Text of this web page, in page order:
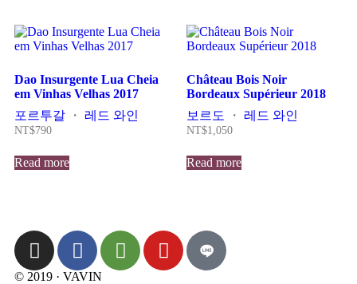
Dao Insurgente Lua Cheia
em Vinhas Velhas 2017
포르투갈 ・ 레드 와인
NT$790
Read more
Château Bois Noir
Bordeaux Supérieur 2018
보르도 ・ 레드 와인
NT$1,050
Read more
© 2019 · VAVIN